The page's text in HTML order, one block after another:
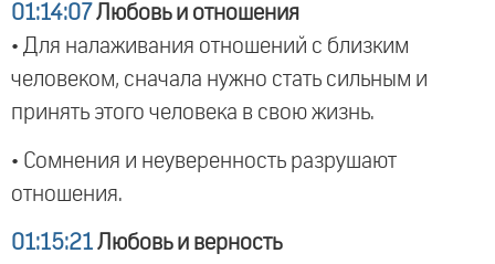
01:14:07 Любовь и отношения
• Для налаживания отношений с близким
человеком, сначала нужно стать сильным и
принять этого человека в свою жизнь.
• Сомнения и неуверенность разрушают
отношения.
01:15:21 Любовь и верность